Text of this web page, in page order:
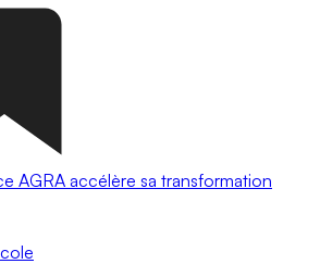
AGRA accélère sa transformation